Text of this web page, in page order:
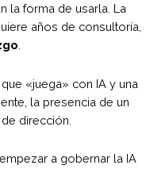
la forma de usarla. La
años de consultoría,
«juega» con IA y una
la presencia de un
dirección.
a gobernar la IA